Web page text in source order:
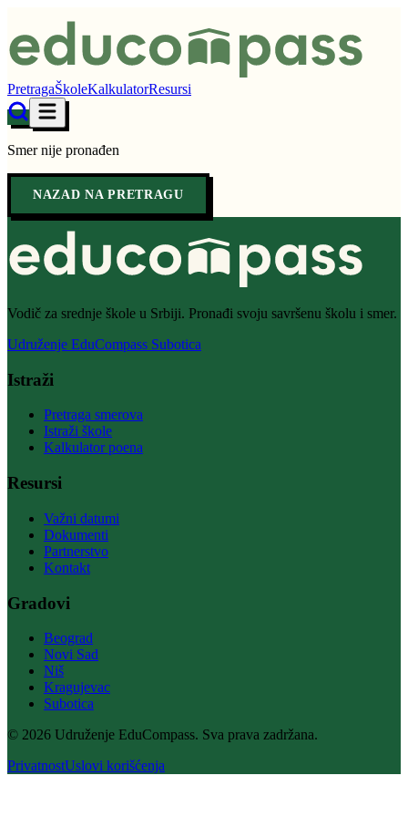
PretragaŠkoleKalkulatorResursi
Smer nije pronađen
NAZAD NA PRETRAGU
Vodič za srednje škole u Srbiji. Pronađi svoju savršenu školu i smer.
Udruženje EduCompass Subotica
Istraži
Pretraga smerova
Istraži škole
Kalkulator poena
Resursi
Važni datumi
Dokumenti
Partnerstvo
Kontakt
Gradovi
Beograd
Novi Sad
Niš
Kragujevac
Subotica
© 2026 Udruženje EduCompass. Sva prava zadržana.
PrivatnostUslovi korišćenja